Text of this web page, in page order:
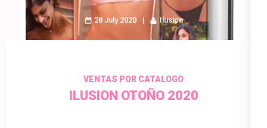
28 July 2020 Ilusion
VENTAS POR CATALOGO
ILUSION OTOÑO 2020